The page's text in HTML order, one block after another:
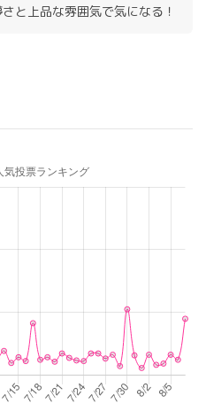
と上品な雰囲気で気になる！